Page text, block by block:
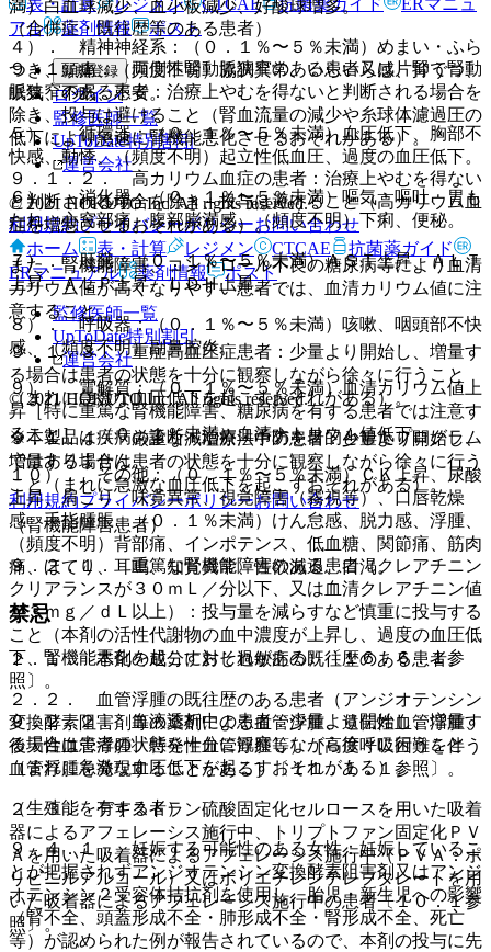
（合併症・既往歴等のある患者）
９．１．１． 両側性腎動脈狭窄のある患者又は片腎で腎動
脈狭窄のある患者：治療上やむを得ないと判断される場合を
除き、投与は避けること（腎血流量の減少や糸球体濾過圧の
低下により急速に腎機能悪化させるおそれがある）。
９．１．２． 高カリウム血症の患者：治療上やむを得ない
と判断される場合を除き、投与は避けること（高カリウム血
症を増悪させるおそれがある）。
また、腎機能障害、コントロール不良の糖尿病等により血清
カリウム値が高くなりやすい患者では、血清カリウム値に注
意すること。
９．１．３． 重症高血圧症患者：少量より開始し、増量す
る場合は患者の状態を十分に観察しながら徐々に行うこと
（まれに急激な血圧低下を起こすおそれがある）。
９．１．４． 厳重な減塩療法中の患者：少量より開始し、
増量する場合は患者の状態を十分に観察しながら徐々に行う
こと（まれに急激な血圧低下を起こすおそれがある）。
（腎機能障害患者）
９．２．１． 重篤な腎機能障害のある患者（クレアチニン
クリアランスが３０ｍＬ／分以下、又は血清クレアチニン値
が３ｍｇ／ｄＬ以上）：投与量を減らすなど慎重に投与する
こと（本剤の活性代謝物の血中濃度が上昇し、過度の血圧低
下、腎機能悪化を起こすおそれがある）〔１６．６．１参
照〕。
９．２．２． 血液透析中の患者：少量より開始し、増量す
る場合は患者の状態を十分に観察しながら徐々に行うこと
（まれに急激な血圧低下を起こすおそれがある）。
（生殖能を有する者）
９．４．１． 妊娠する可能性のある女性：妊娠しているこ
とが把握されずアンジオテンシン変換酵素阻害剤又はアンジ
オテンシン２受容体拮抗剤を使用し、胎児・新生児への影響
（腎不全、頭蓋形成不全・肺形成不全・腎形成不全、死亡
等）が認められた例が報告されているので、本剤の投与に先
満）白血球減少、血小板減少、好酸球増多。
４）． 精神神経系：（０．１％〜５％未満）めまい・ふら
つき、頭痛、（頻度不明）協調異常、いらいら感、抑うつ、
眠気、不眠、不安。
５）． 循環器：（０．１％〜５％未満）血圧低下、胸部不
快感、動悸、（頻度不明）起立性低血圧、過度の血圧低下。
６）． 消化器：（０．１％〜５％未満）嘔気・嘔吐、胃も
たれ、心窩部痛、腹部膨満感、（頻度不明）下痢、便秘。
７）． 肝臓：（０．１％〜５％未満）ＡＳＴ上昇、ＡＬＴ
上昇、ＡＬＰ上昇、ＬＤＨ上昇。
８）． 呼吸器：（０．１％〜５％未満）咳嗽、咽頭部不快
感、（頻度不明）副鼻腔炎。
９）． 電解質：（０．１％〜５％未満）血清カリウム値上
昇［特に重篤な腎機能障害、糖尿病を有する患者では注意す
ること］、（０．１％未満）血清ナトリウム値低下。
１０）． その他：（０．１％〜５％未満）ＣＫ上昇、尿酸
上昇、肩こり、味覚異常、視覚障害（霧視等）、口唇乾燥
感、手指腫脹、（０．１％未満）けん怠感、脱力感、浮腫、
（頻度不明）背部痛、インポテンス、低血糖、関節痛、筋肉
痛、ほてり、耳鳴、知覚異常、性欲減退、口渇。
禁忌
２．１． 本剤の成分に対し過敏症の既往歴のある患者。
２．２． 血管浮腫の既往歴のある患者（アンジオテンシン
変換酵素阻害剤等の薬剤による血管浮腫、遺伝性血管浮腫、
後天性血管浮腫、特発性血管浮腫等）［高度呼吸困難を伴う
血管浮腫を発現することがある］〔１１．１．１参照〕。
２．３． デキストラン硫酸固定化セルロースを用いた吸着
器によるアフェレーシス施行中、トリプトファン固定化ＰＶ
Ａを用いた吸着器によるアフェレーシス施行中（ＰＶＡ：ポ
リビニルアルコール）又はポリエチレンテレフタレートを用
いた吸着器によるアフェレーシス施行中の患者〔１０．１参
照〕。
アル
薬剤情報 ポスト
新規登録
ログイン
監修医師一覧
UpToDate特別割引
運営会社
© 2021 HOKUTO Inc. All rights reserved.
利用規約プライバシーポリシーお問い合わせ
ホーム
表・計算 レジメン CTCAE
抗菌薬ガイド
ERマニュアル
薬剤情報 ポスト
監修医師一覧
UpToDate特別割引
運営会社
© 2021 HOKUTO Inc. All rights reserved.
※本製品は疾病の診断・治療・予防を目的としたプログラム
ではありません。
利用規約プライバシーポリシーお問い合わせ